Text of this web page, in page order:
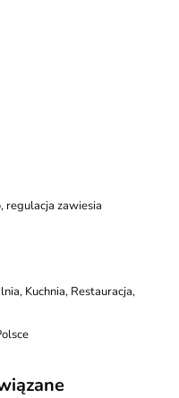
regulacja zawiesia
Kuchnia, Restauracja,